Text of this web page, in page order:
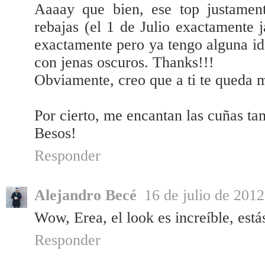
Aaaay que bien, ese top
rebajas (el 1 de Julio
exactamente pero ya tengo alguna
con jenas oscuros. Thanks!!!
Obviamente, creo que a ti te queda
Por cierto, me encantan las cuñas
Besos!
Responder
Alejandro Becé 16 de julio de
Wow, Erea, el look es increíble,
Responder